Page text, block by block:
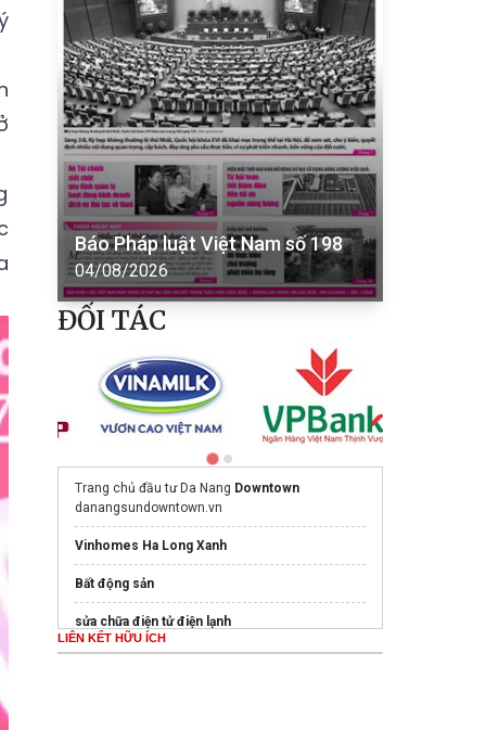
Báo Pháp luật Việt Nam số 198
04/08/2026
ĐỐI TÁC
Trang chủ đầu tư Da Nang Downtown
danangsundowntown.vn
Vinhomes Ha Long Xanh
Bất động sản
sửa chữa điện tử điện lạnh
LIÊN KẾT HỮU ÍCH